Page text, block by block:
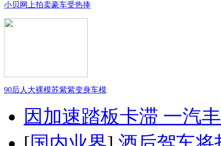
小贝网上拍卖豪车受热捧
90后人大裸模苏紫紫变身车模
因加速踏板卡滞 一汽